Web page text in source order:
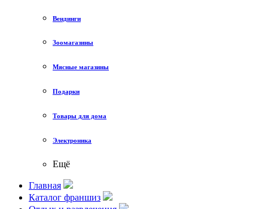
Вендинги
Зоомагазины
Мясные магазины
Подарки
Товары для дома
Электроника
Ещё
Главная
Каталог франшиз